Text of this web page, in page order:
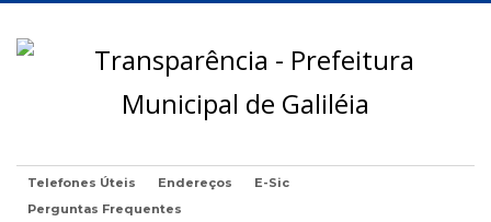
Telefones Úteis Endereços
E-Sic
Perguntas Frequentes